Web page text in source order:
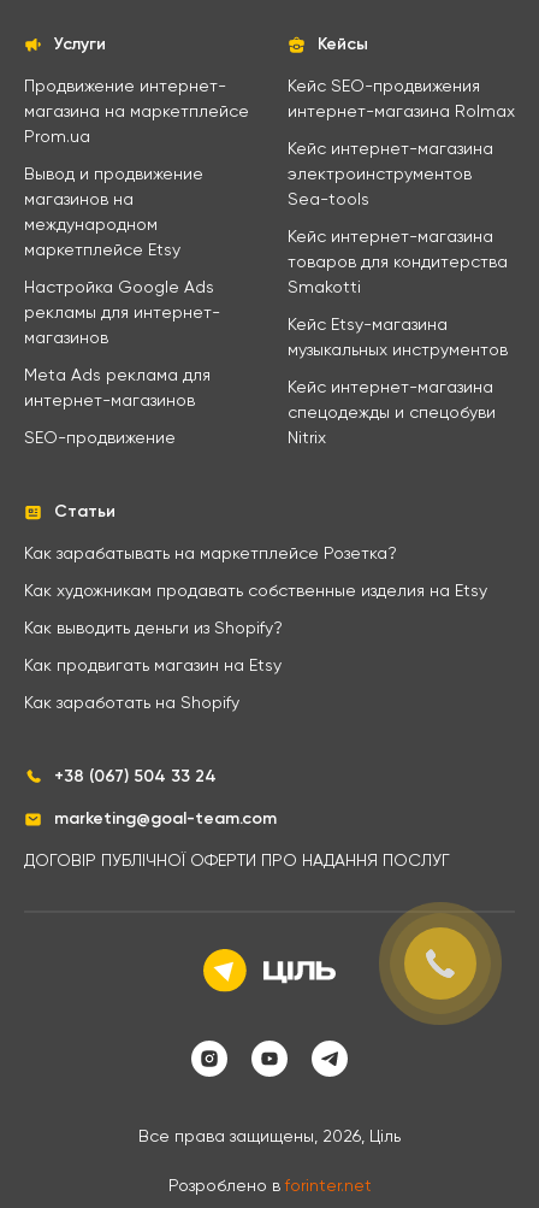
Услуги
Продвижение интернет-
магазина на маркетплейсе
Prom.ua
Вывод и продвижение
магазинов на
международном
маркетплейсе Etsy
Настройка Google Ads
рекламы для интернет-
магазинов
Meta Ads реклама для
интернет-магазинов
SEO-продвижение
Кейсы
Кейс SEO-продвижения
интернет-магазина Rolmax
Кейс интернет-магазина
электроинструментов
Sea-tools
Кейс интернет-магазина
товаров для кондитерства
Smakotti
Кейс Etsy-магазина
музыкальных инструментов
Кейс интернет-магазина
спецодежды и спецобуви
Nitrix
Статьи
Как зарабатывать на маркетплейсе Розетка?
Как художникам продавать собственные изделия на Etsy
Как выводить деньги из Shopify?
Как продвигать магазин на Etsy
Как заработать на Shopify
+38 (067) 504 33 24
marketing@goal-team.com
ДОГОВІР ПУБЛІЧНОЇ ОФЕРТИ ПРО НАДАННЯ ПОСЛУГ
Все права защищены, 2026, Ціль
Розроблено вforinter.net